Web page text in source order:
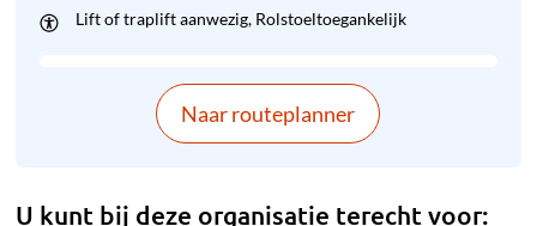
Lift of traplift aanwezig Rolstoeltoegankelijk
Naar routeplanner
U kunt bij deze organisatie terecht voor: